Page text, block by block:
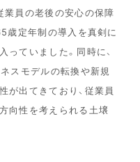
業員の老後の安心の保障
歳定年制の導入を真剣に
ていました。同時に、
スモデルの転換や新規
が出てきており、従業員
向性を考えられる土壌